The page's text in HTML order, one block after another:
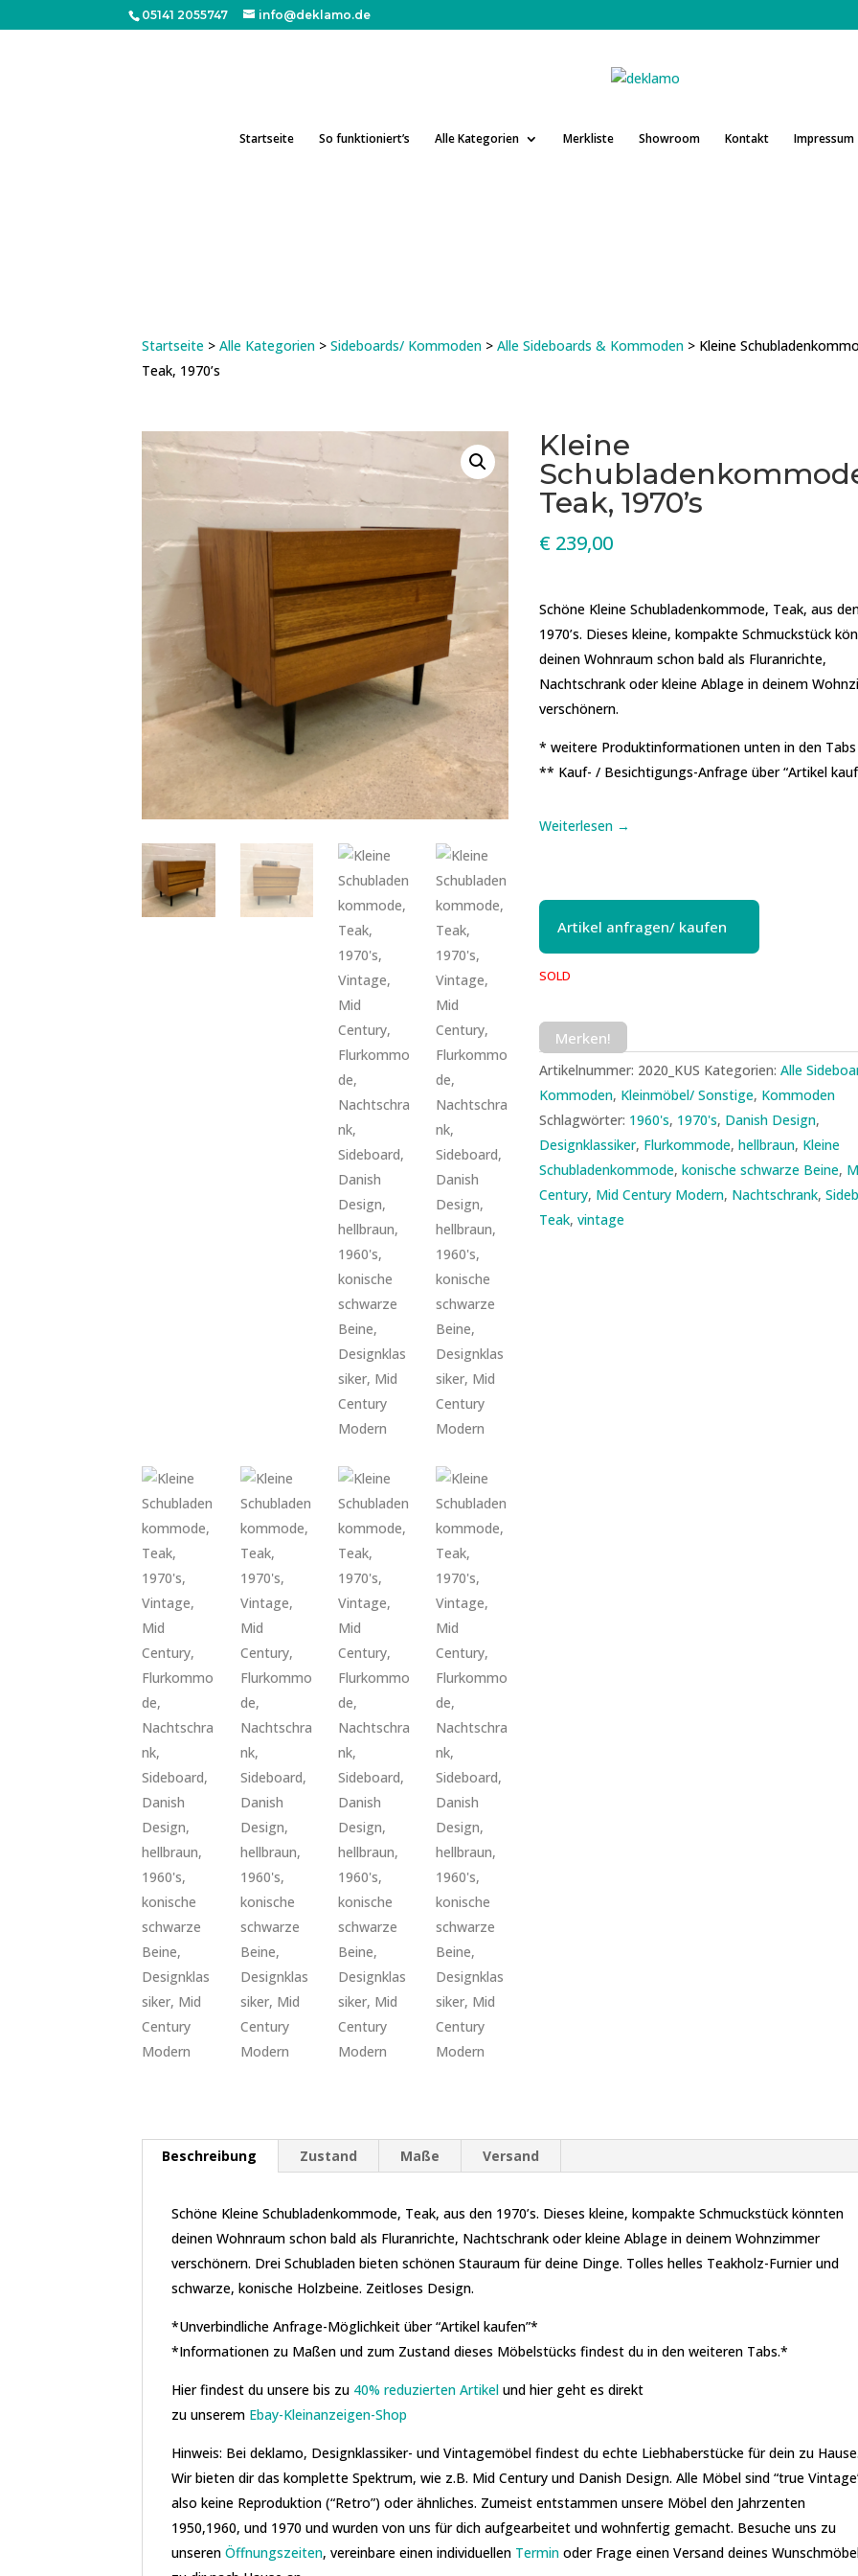
05141 2055747 info@deklamo.de
Startseite So funktioniert’s Alle Kategorien Merkliste Showroom Kontakt Impressum
Startseite >Alle Kategorien >Sideboards/ Kommoden >Alle Sideboards & Kommoden > Kleine
Teak, 1970’s
Kleine
Teak, 1970’s
€ 239,00
Schöne Kleine Schubladenkommode, Teak, aus
1970’s. Dieses kleine, kompakte Schmuckstück
deinen Wohnraum schon bald als Fluranrichte,
Nachtschrank oder kleine Ablage in deinem
verschönern.
* weitere Produktinformationen unten in den Tabs
** Kauf- / Besichtigungs-Anfrage über “Artikel
Weiterlesen →
Artikel anfragen/ kaufen
SOLD
Merken!
Artikelnummer: 2020_KUS Kategorien:Alle
Kommoden, Kleinmöbel/ Sonstige, Kommoden
Schlagwörter: 1960's, 1970's, Danish Design,
Designklassiker, Flurkommode,hellbraun, Kleine
Schubladenkommode,konische schwarze Beine,
Century, Mid Century Modern, Nachtschrank,
Teak,vintage
Beschreibung Zustand Maße Versand
Schöne Kleine Schubladenkommode, Teak, aus den 1970’s. Dieses kleine, kompakte Schmuckstück könnten
deinen Wohnraum schon bald als Fluranrichte, Nachtschrank oder kleine Ablage in deinem Wohnzimmer
verschönern. Drei Schubladen bieten schönen Stauraum für deine Dinge. Tolles helles Teakholz-Furnier und
schwarze, konische Holzbeine. Zeitloses Design.
*Unverbindliche Anfrage-Möglichkeit über “Artikel kaufen”*
*Informationen zu Maßen und zum Zustand dieses Möbelstücks findest du in den weiteren Tabs.*
Hier findest du unsere bis zu 40% reduzierten Artikel und hier geht es direkt
zu unserem Ebay-Kleinanzeigen-Shop
Hinweis: Bei deklamo, Designklassiker- und Vintagemöbel findest du echte Liebhaberstücke für dein zu Hause.
Wir bieten dir das komplette Spektrum, wie z.B. Mid Century und Danish Design. Alle Möbel sind “true
also keine Reproduktion (“Retro”) oder ähnliches. Zumeist entstammen unsere Möbel den Jahrzenten
1950,1960, und 1970 und wurden von uns für dich aufgearbeitet und wohnfertig gemacht. Besuche uns zu
unserenÖffnungszeiten, vereinbare einen individuellen Termin oder Frage einen Versand deines